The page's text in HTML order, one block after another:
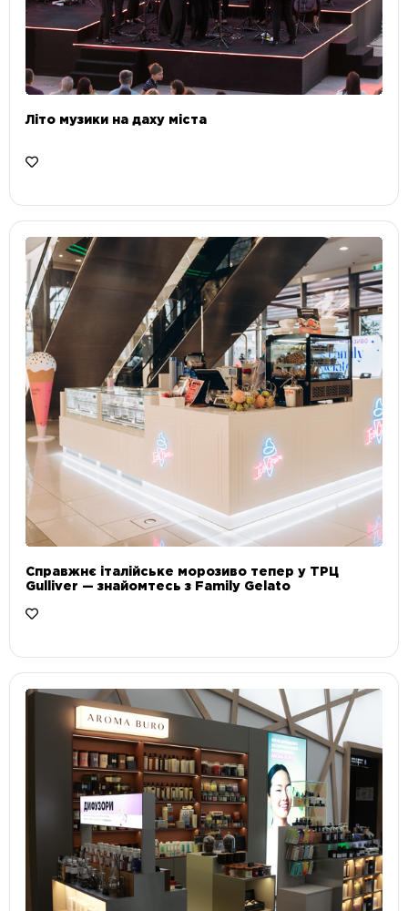
Літо музики на даху міста
Справжнє італійське морозиво тепер у ТРЦ
Gulliver — знайомтесь з Family Gelato